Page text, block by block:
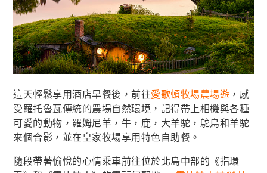
這天輕鬆享用酒店早餐後，前往愛歌頓牧場農場遊 ，感
受羅托魯瓦傳統的農場自然環境，記得帶上相機與各種
可愛的動物，羅姆尼羊，牛，鹿，大羊駝，鴕鳥和羊駝
來個合影，並在皇家牧場享用特色自助餐。
隨段帶著愉悅的心情乘車前往位於北島中部的《指環